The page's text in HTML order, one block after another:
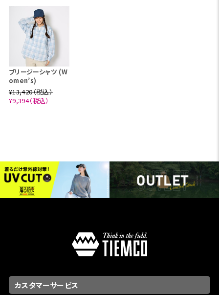
ブリージーシャツ (W
omen’s)
¥13,420（税込）
¥9,394（税込）
カスタマーサービス